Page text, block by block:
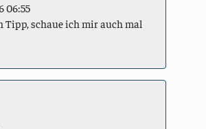
06:55
Tipp, schaue ich mir auch mal